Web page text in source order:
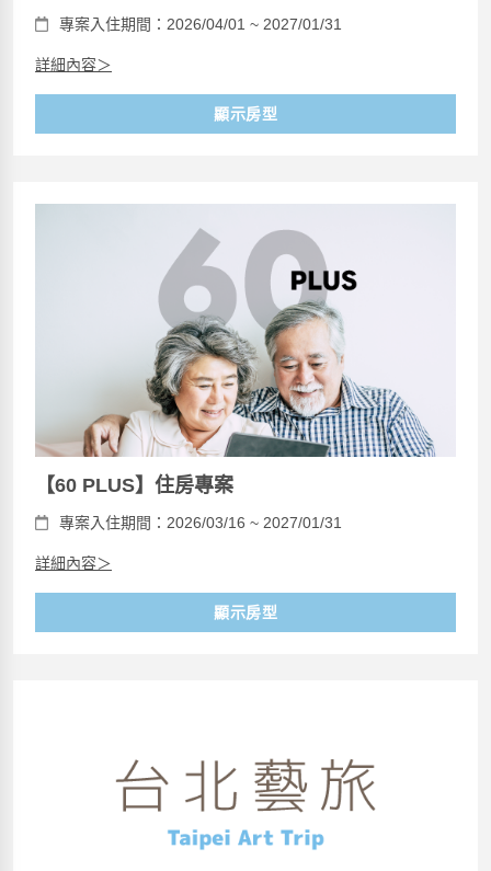
專案入住期間：2026/04/01 ~ 2027/01/31
詳細內容＞
顯示房型
【60 PLUS】住房專案
專案入住期間：2026/03/16 ~ 2027/01/31
詳細內容＞
顯示房型